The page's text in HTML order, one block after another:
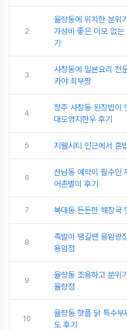
2
율량동에 위치한 분위
가성비 좋은 이모 없
기
3
사창동에 일본요리 전
카야 최부짱
4
청주 사창동 된장밥이
대도영지한우 후기
5 지웰시티 인근에서 혼
6
산남동 예약이 필수인
어촌별미 후기
7 복대동 든든한 해장국
8
족발이 땡길땐 용암광
용암점
9
율량동 조용하고 분위
율량점
10
율량동 핫플 닭 특수부
도 후기